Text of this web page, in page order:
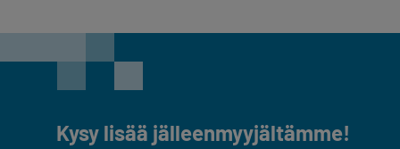
Kysy lisää jälleenmyyjältämme!